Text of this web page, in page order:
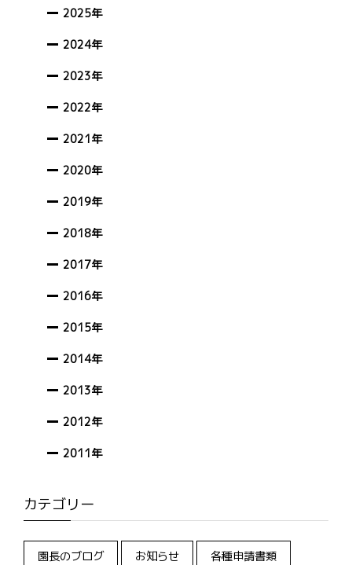
2025年
2024年
2023年
2022年
2021年
2020年
2019年
2018年
2017年
2016年
2015年
2014年
2013年
2012年
2011年
カテゴリー
園長のブログ お知らせ 各種申請書類